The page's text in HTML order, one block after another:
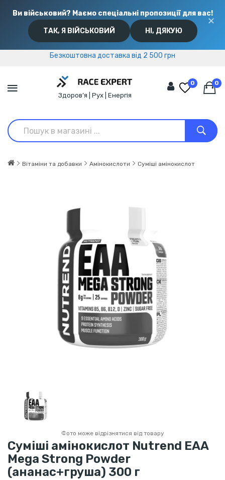
Ви військовий? Маємо спеціальні пропозиції для вас!
ТАК, Я ВІЙСЬКОВИЙ НІ, ДЯКУЮ
✕
Безкоштовна доставка від 2 500 грн
Безкоштовна доставка від 2 500 грн
Здоров’я | Рух | Енергія
0 0
Вітаміни та добавки Амінокислоти Суміші амінокислот
Фото може відрізнятися від товару
Суміші амінокислот Nutrend EAA
Mega Strong Powder
(ананас+груша) 300 г